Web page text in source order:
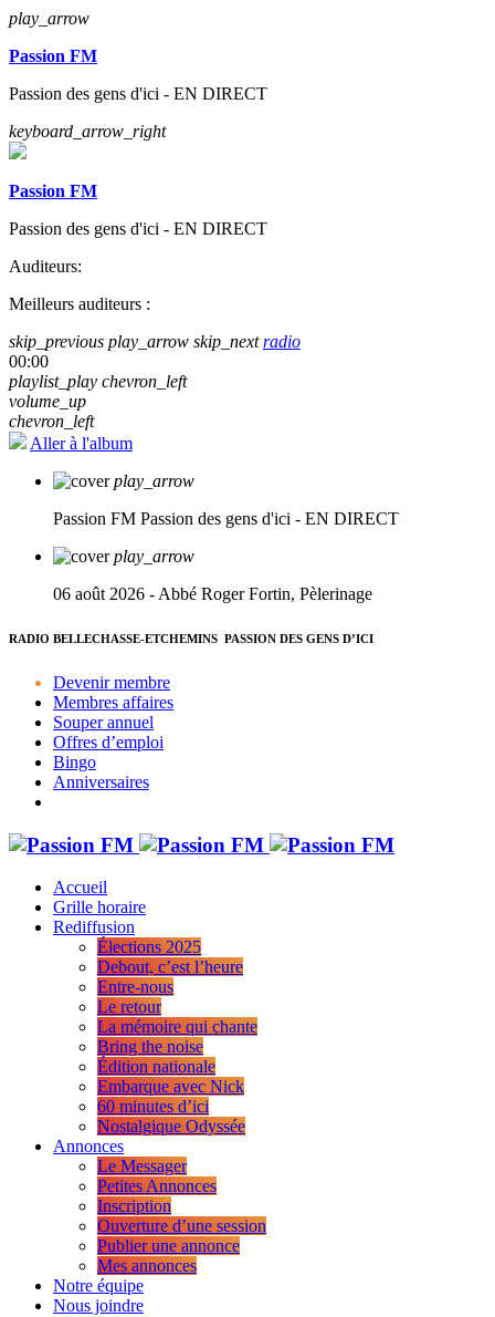
play_arrow
Passion FM
Passion des gens d'ici - EN DIRECT
keyboard_arrow_right
Passion FM
Passion des gens d'ici - EN DIRECT
Auditeurs:
Meilleurs auditeurs :
skip_previous play_arrow skip_next radio
00:00
playlist_play chevron_left
volume_up
chevron_left
Aller à l'album
play_arrow
Passion FM Passion des gens d'ici - EN DIRECT
play_arrow
06 août 2026 - Abbé Roger Fortin, Pèlerinage
RADIO BELLECHASSE-ETCHEMINS PASSION DES GENS D’ICI
Devenir membre
Membres affaires
Souper annuel
Offres d’emploi
Bingo
Anniversaires
Accueil
Grille horaire
Rediffusion
Élections 2025
Debout, c’est l’heure
Entre-nous
Le retour
La mémoire qui chante
Bring the noise
Édition nationale
Embarque avec Nick
60 minutes d’ici
Nostalgique Odyssée
Annonces
Le Messager
Petites Annonces
Inscription
Ouverture d’une session
Publier une annonce
Mes annonces
Notre équipe
Nous joindre